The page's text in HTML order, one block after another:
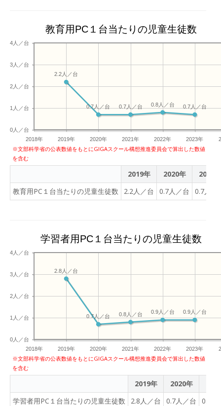
教育用PC１台当たりの児童生徒数
2018年 2019年 2020年 2021年 2022年 2023年
0人／台
1人／台
2人／台
3人／台
4人／台
0.7人／台
0.8人／台
0.7人／台
0.7人／台
2.2人／台
※文部科学省の公表数値をもとにGIGAスクール構想推進委員会で算出した数値
を含む
2019年 2020年
2021年
教育用PC１台当たりの児童生徒数
2.2人／台 0.7人／台 0.7人／
学習者用PC１台当たりの児童生徒数
2018年 2019年 2020年 2021年 2022年 2023年
0人／台
1人／台
2人／台
3人／台
4人／台
0.9人／台
0.9人／台
0.8人／台
0.7人／台
2.8人／台
※文部科学省の公表数値をもとにGIGAスクール構想推進委員会で算出した数値
を含む
2019年 2020年
学習者用PC１台当たりの児童生徒数
2.8人／台 0.7人／台 0.8人